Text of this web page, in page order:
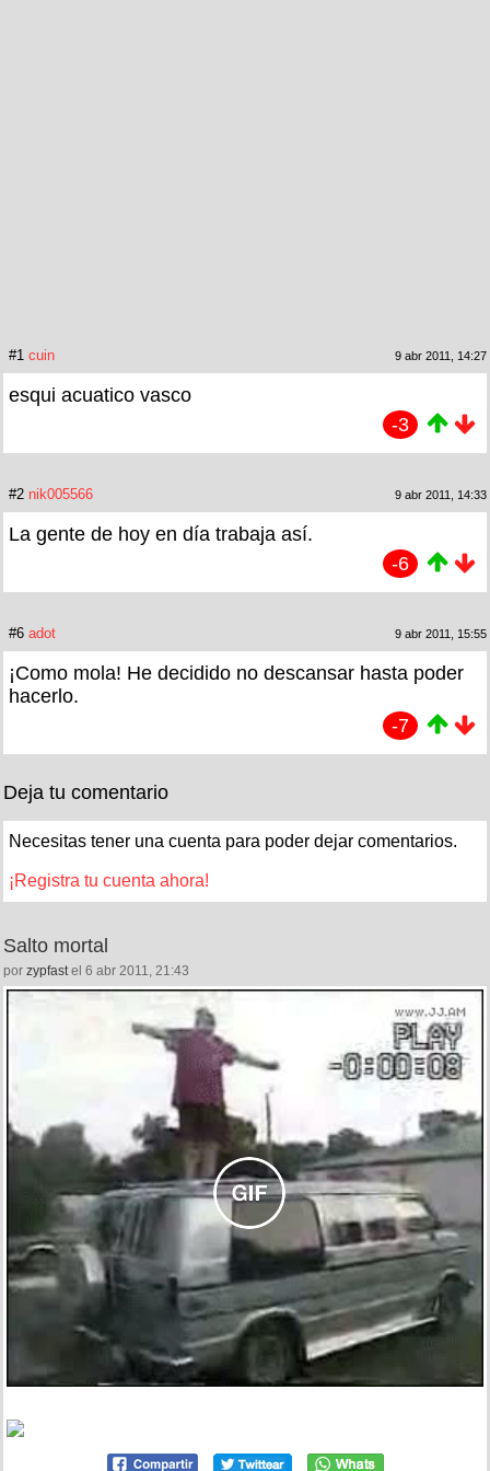
#1 cuin 9 abr 2011, 14:27
esqui acuatico vasco
-3
#2 nik005566 9 abr 2011, 14:33
La gente de hoy en día trabaja así.
-6
#6 adot 9 abr 2011, 15:55
¡Como mola! He decidido no descansar hasta poder
hacerlo.
-7
Deja tu comentario
Necesitas tener una cuenta para poder dejar comentarios.
¡Registra tu cuenta ahora!
Salto mortal
por zypfastel 6 abr 2011, 21:43